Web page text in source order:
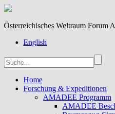
Österreichisches Weltraum Forum
English
Home
Forschung & Expeditionen
AMADEE Programm
AMADEE